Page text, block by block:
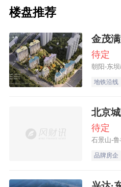
楼盘推荐
金茂
待定
朝阳-东
地铁沿线
北京
待定
石景山-
品牌房企